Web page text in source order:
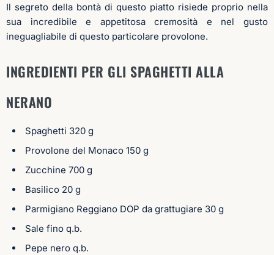
Il segreto della bontà di questo piatto risiede proprio nella
sua incredibile e appetitosa cremosità e nel gusto
ineguagliabile di questo particolare provolone.
INGREDIENTI PER GLI SPAGHETTI ALLA
NERANO
Spaghetti 320 g
Provolone del Monaco 150 g
Zucchine 700 g
Basilico 20 g
Parmigiano Reggiano DOP da grattugiare 30 g
Sale fino q.b.
Pepe nero q.b.